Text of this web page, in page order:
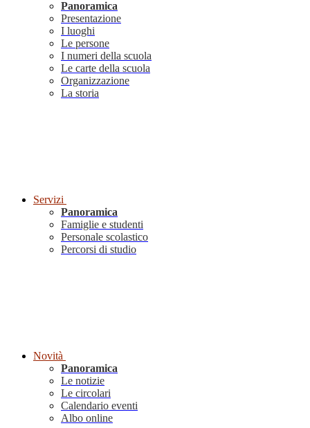
Panoramica
Presentazione
I luoghi
Le persone
I numeri della scuola
Le carte della scuola
Organizzazione
La storia
Servizi
Panoramica
Famiglie e studenti
Personale scolastico
Percorsi di studio
Novità
Panoramica
Le notizie
Le circolari
Calendario eventi
Albo online